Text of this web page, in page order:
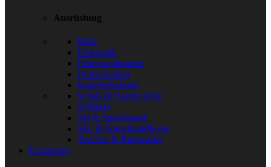
Ausrüstung
Bälle
Elektronik
Fitnessarmbänder
Hometraining
Kopfbedeckung
Schals & Handschuhe
Schläger
Ski & Snowboard
Ski- & Snowboardboots
Taschen & Rucksäcke
Ernährung